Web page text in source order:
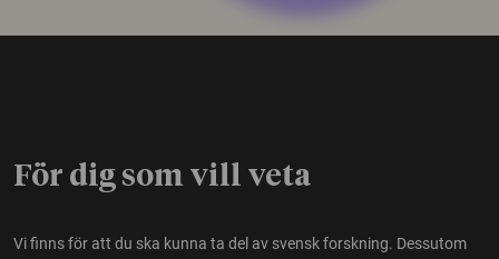
För dig som vill veta
Vi finns för att du ska kunna ta del av svensk forskning. Dessutom